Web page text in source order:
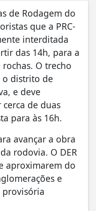
de Rodagem do
que a PRC-
interditada
das 14h, para a
O trecho
o distrito de
e deve
de duas
para às 16h.
avançar a obra
rodovia. O DER
aproximarem do
e
provisória